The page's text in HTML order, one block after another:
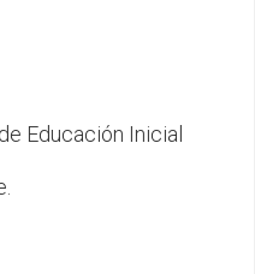
Educación Inicial